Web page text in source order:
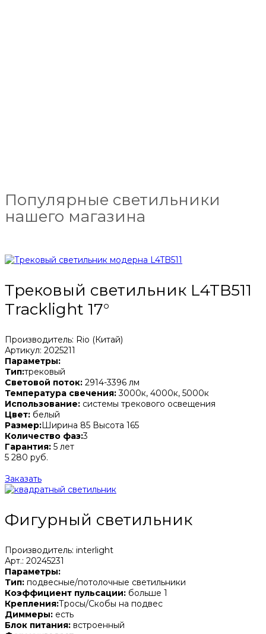
Популярные светильники
нашего магазина
Трековый светильник L4TB511
Tracklight 17°
Производитель: Rio (Китай)
Артикул: 2025211
Параметры:
Тип:трековый
Световой поток: 2914-3396 лм
Температура свечения:3000к, 4000к, 5000к
Использование: системы трекового освещения
Цвет: белый
Размер:Ширина 85 Высота 165
Количество фаз:3
Гарантия: 5 лет
5 280 руб.
Заказать
Фигурный светильник
Производитель: interlight
Арт.: 20245231
Параметры:
Тип: подвесные/потолочные светильники
Коэффициент пульсации: больше 1
Крепления:Тросы/Скобы на подвес
Диммеры: есть
Блок питания: встроенный